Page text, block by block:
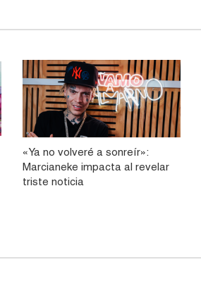
«Ya no volveré a sonreír»:
Marcianeke impacta al revelar
triste noticia